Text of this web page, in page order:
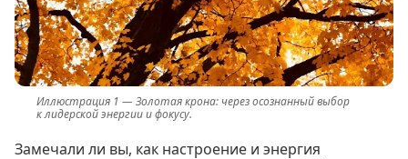
Золотая крона: через осознанный выбор
к лидерской энергии и фокусу.
Замечали ли вы, как настроение и энергия